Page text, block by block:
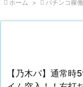
 ホーム >  パチンコ稼働
【乃木パ】通常